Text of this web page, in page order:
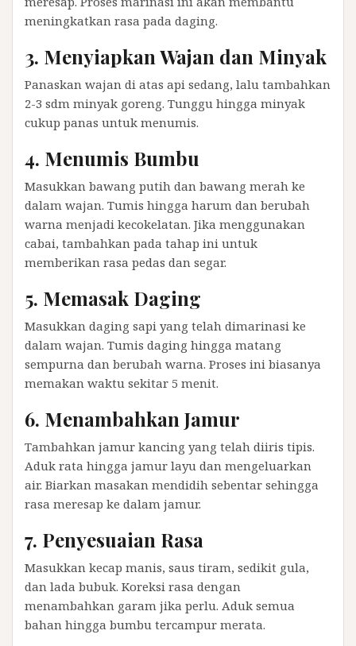
meningkatkan rasa pada daging.
3. Menyiapkan Wajan dan Minyak
Panaskan wajan di atas api sedang, lalu tambahkan
2-3 sdm minyak goreng. Tunggu hingga minyak
cukup panas untuk menumis.
4. Menumis Bumbu
Masukkan bawang putih dan bawang merah ke
dalam wajan. Tumis hingga harum dan berubah
warna menjadi kecokelatan. Jika menggunakan
cabai, tambahkan pada tahap ini untuk
memberikan rasa pedas dan segar.
5. Memasak Daging
Masukkan daging sapi yang telah dimarinasi ke
dalam wajan. Tumis daging hingga matang
sempurna dan berubah warna. Proses ini biasanya
memakan waktu sekitar 5 menit.
6. Menambahkan Jamur
Tambahkan jamur kancing yang telah diiris tipis.
Aduk rata hingga jamur layu dan mengeluarkan
air. Biarkan masakan mendidih sebentar sehingga
rasa meresap ke dalam jamur.
7. Penyesuaian Rasa
Masukkan kecap manis, saus tiram, sedikit gula,
dan lada bubuk. Koreksi rasa dengan
menambahkan garam jika perlu. Aduk semua
bahan hingga bumbu tercampur merata.